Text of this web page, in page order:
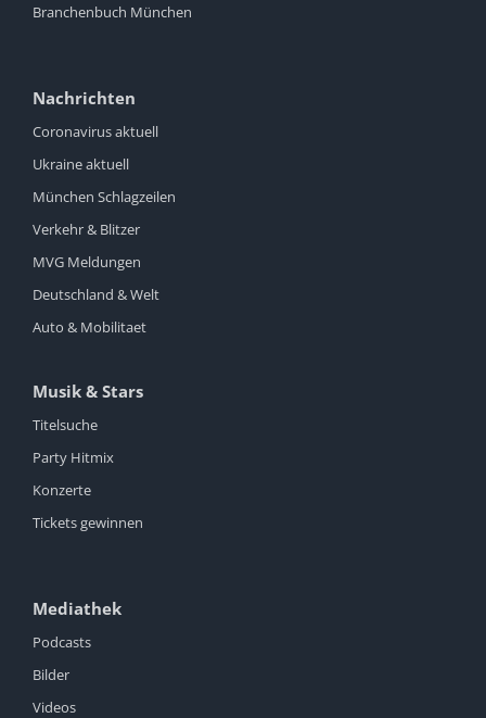
Branchenbuch München
Nachrichten
Coronavirus aktuell
Ukraine aktuell
München Schlagzeilen
Verkehr & Blitzer
MVG Meldungen
Deutschland & Welt
Auto & Mobilitaet
Musik & Stars
Titelsuche
Party Hitmix
Konzerte
Tickets gewinnen
Mediathek
Podcasts
Bilder
Videos